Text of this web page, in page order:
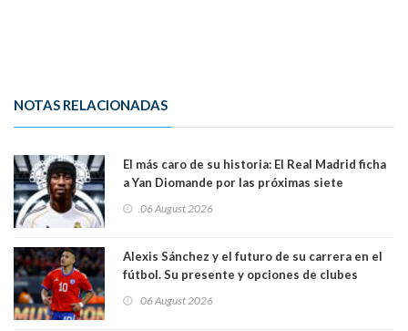
NOTAS RELACIONADAS
El más caro de su historia: El Real Madrid ficha
a Yan Diomande por las próximas siete
06 August 2026
Alexis Sánchez y el futuro de su carrera en el
fútbol. Su presente y opciones de clubes
06 August 2026